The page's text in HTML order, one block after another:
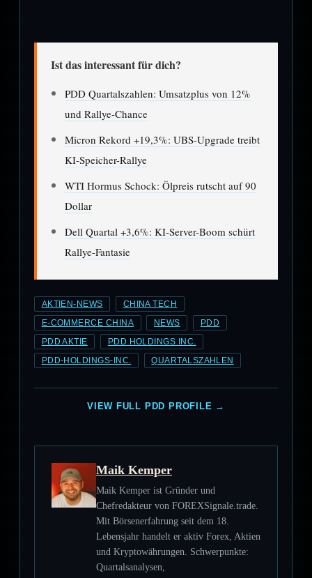
Ist das interessant für dich?
PDD Quartalszahlen: Umsatzplus von 12%
und Rallye-Chance
Micron Rekord +19,3%: UBS-Upgrade treibt
KI-Speicher-Rallye
WTI Hormus Schock: Ölpreis rutscht auf 90
Dollar
Dell Quartal +3,6%: KI-Server-Boom schürt
Rallye-Fantasie
AKTIEN-NEWS CHINA TECH
E-COMMERCE CHINA NEWS PDD
PDD AKTIE PDD HOLDINGS INC.
PDD-HOLDINGS-INC. QUARTALSZAHLEN
VIEW FULL PDD PROFILE →
Maik Kemper
Maik Kemper ist Gründer und
Chefredakteur von FOREXSignale.trade.
Mit Börsenerfahrung seit dem 18.
Lebensjahr handelt er aktiv Forex, Aktien
und Kryptowährungen. Schwerpunkte:
Quartalsanalysen,